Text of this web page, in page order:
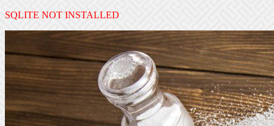
SQLITE NOT INSTALLED